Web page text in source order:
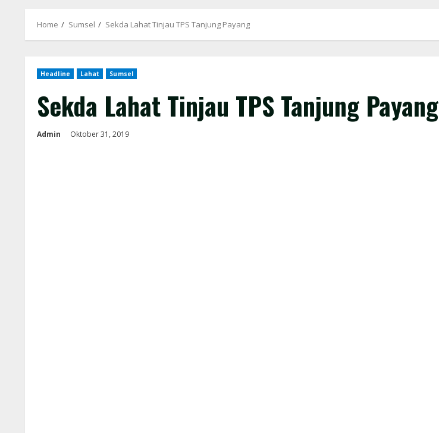
Home Sumsel Sekda Lahat Tinjau TPS Tanjung Payang
Headline Lahat Sumsel
Sekda Lahat Tinjau TPS Tanjung Payang
Admin Oktober 31, 2019